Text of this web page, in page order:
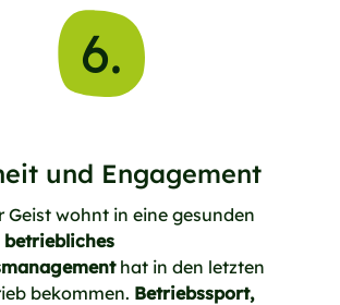
6.
und Engagement
Geist wohnt in eine gesunden
betriebliches
hat in den letzten
bekommen. Betriebssport,